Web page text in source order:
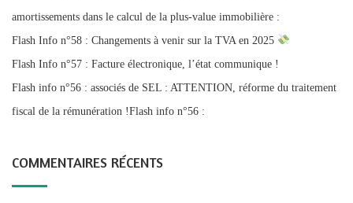
amortissements dans le calcul de la plus-value immobilière :
Flash Info n°58 : Changements à venir sur la TVA en 2025
Flash Info n°57 : Facture électronique, l’état communique !
Flash info n°56 : associés de SEL : ATTENTION, réforme du traitement
fiscal de la rémunération !Flash info n°56 :
COMMENTAIRES RÉCENTS